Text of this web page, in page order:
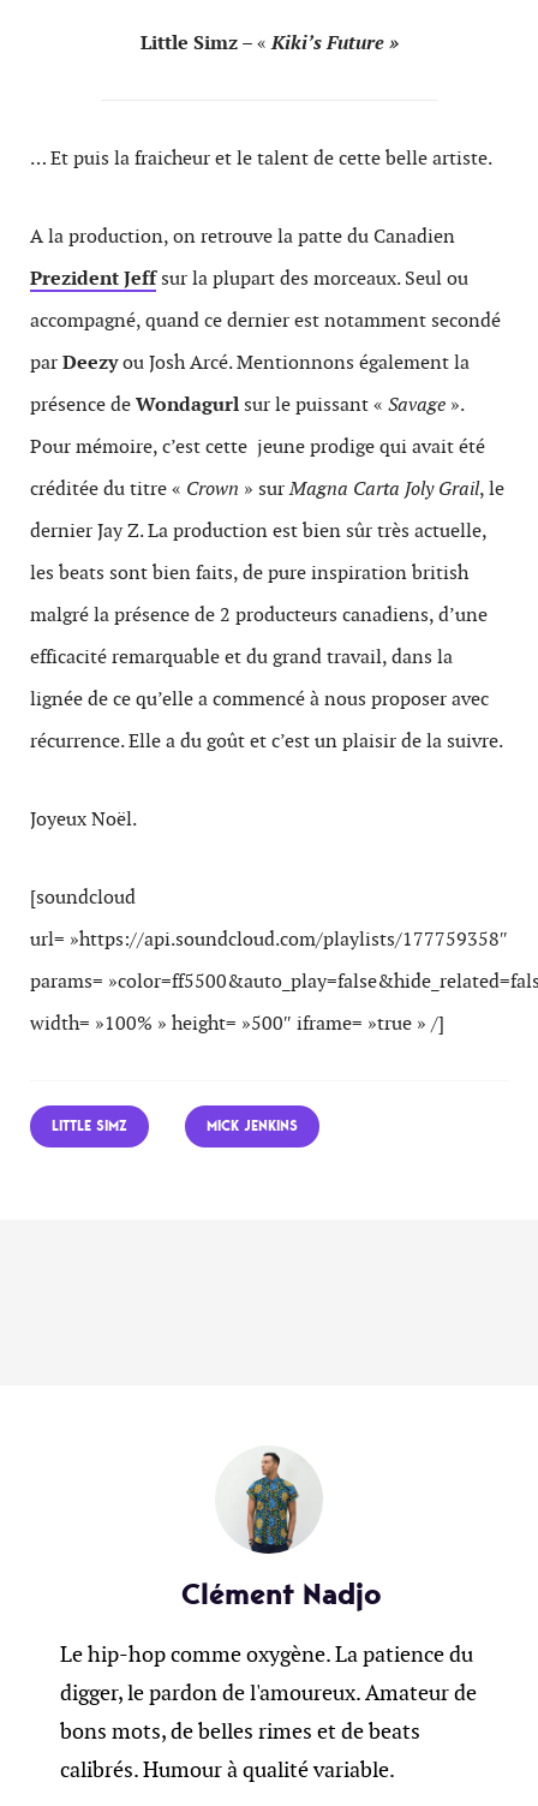
Little Simz– «Kiki’s Future »
… Et puis la fraicheur et le talent de cette belle artiste.
A la production, on retrouve la patte du Canadien
Prezident Jeffsur la plupart des morceaux. Seul ou
accompagné, quand ce dernier est notamment secondé
parDeezyou Josh Arcé. Mentionnons également la
présence deWondagurl sur le puissant « Savage ».
Pour mémoire, c’est cette jeune prodige qui avait été
créditée du titre « Crown » surMagna Carta Joly Grail, le
dernier Jay Z. La production est bien sûr très actuelle,
les beats sont bien faits, de pure inspiration british
malgré la présence de 2 producteurs canadiens, d’une
efficacité remarquable et du grand travail, dans la
lignée de ce qu’elle a commencé à nous proposer avec
récurrence. Elle a du goût et c’est un plaisir de la suivre.
Joyeux Noël.
[soundcloud
url= »https://api.soundcloud.com/playlists/177759358″
params=
width= »100% » height= »500″ iframe= »true » /]
LITTLE SIMZ MICK JENKINS
Clément Nadjo
Le hip-hop comme oxygène. La patience du
digger, le pardon de l'amoureux. Amateur de
bons mots, de belles rimes et de beats
calibrés. Humour à qualité variable.